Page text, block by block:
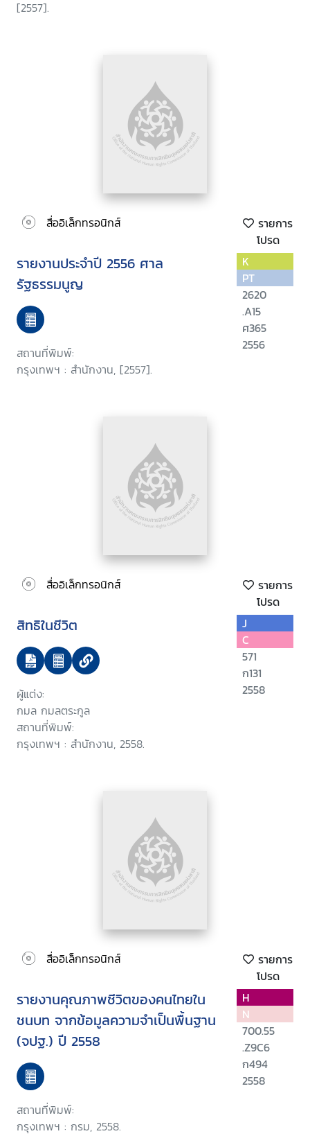
[2557].
สื่ออิเล็กทรอนิกส์
รายการ
โปรด
รายงานประจำปี 2556 ศาล
รัฐธรรมนูญ
สถานที่พิมพ์:
กรุงเทพฯ : สำนักงาน, [2557].
K
PT
2620
.A15
ศ365
2556
สื่ออิเล็กทรอนิกส์
รายการ
โปรด
สิทธิในชีวิต
ผู้แต่ง:
กมล กมลตระกูล
สถานที่พิมพ์:
กรุงเทพฯ : สำนักงาน, 2558.
J
C
571
ก131
2558
สื่ออิเล็กทรอนิกส์
รายการ
โปรด
รายงานคุณภาพชีวิตของคนไทยใน
ชนบท จากข้อมูลความจำเป็นพื้นฐาน
(จปฐ.) ปี 2558
สถานที่พิมพ์:
กรุงเทพฯ : กรม, 2558.
H
N
700.55
.Z9C6
ก494
2558